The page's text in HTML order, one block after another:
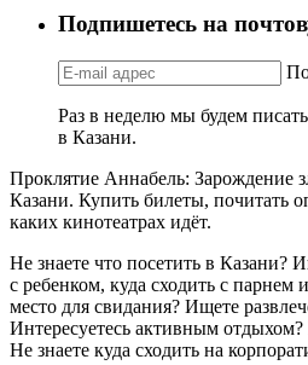
Подпишетесь на
Раз в неделю мы будем
в Казани.
Проклятие Аннабель: Зарождение
Казани. Купить билеты, почитать
каких кинотеатрах идёт.
Не знаете что посетить в Казани?
с ребенком, куда сходить с
место для свидания? Ищете
Интересуетесь активным
Не знаете куда сходить на